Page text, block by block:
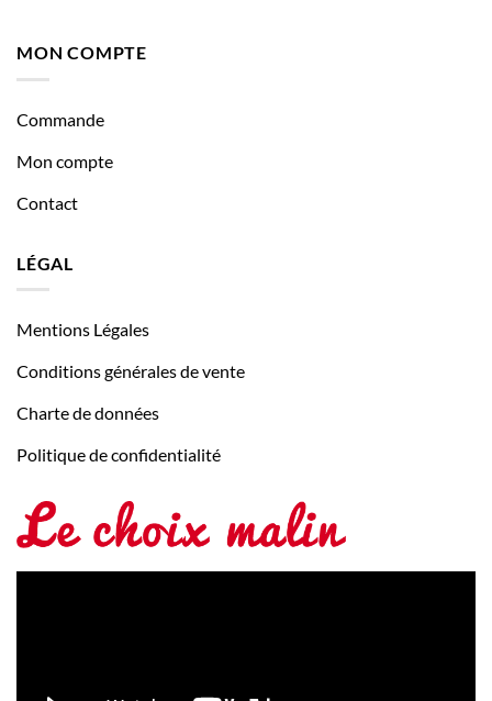
MON COMPTE
Commande
Mon compte
Contact
LÉGAL
Mentions Légales
Conditions générales de vente
Charte de données
Politique de confidentialité